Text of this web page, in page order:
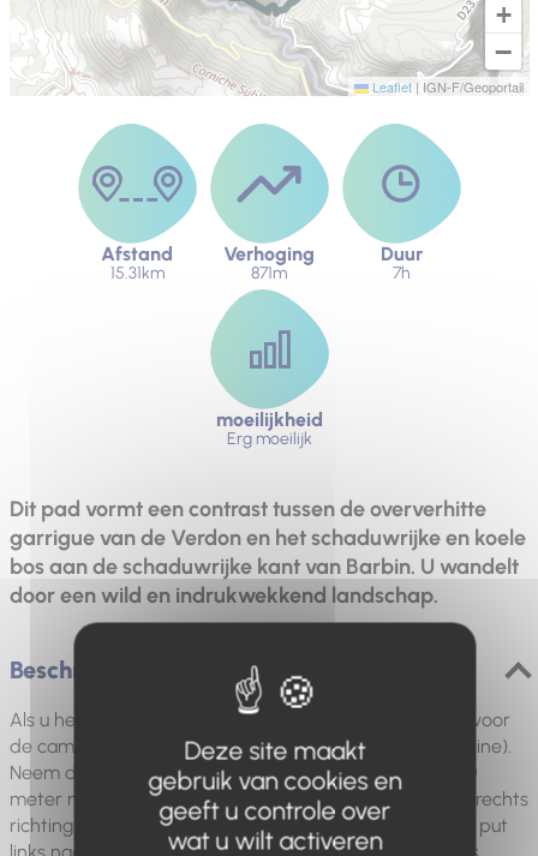
+
−
Leaflet | IGN-F/Geoportail
Afstand
15.31km
Verhoging
871m
Duur
7h
moeilijkheid
Erg moeilijk
Dit pad vormt een contrast tussen de oververhitte
garrigue van de Verdon en het schaduwrijke en koele
bos aan de schaduwrijke kant van Barbin. U wandelt
door een wild en indrukwekkend landschap.
Beschrijving
Als u het dorp verlaat richting Moustiers, neemt u vlak voor
de camping Bourbon het pad links (GR4 richting La Maline).
Neem de Route des Crêtes en volg deze ongeveer 250
meter naar rechts. Neem bij het pompstation het pad rechts
richting Bonlau. Ga achter het gebouw langs. Ga na de put
links naar beneden. Volg verderop de Route des Crêtes
Deze site maakt
gebruik van cookies en
geeft u controle over
wat u wilt activeren